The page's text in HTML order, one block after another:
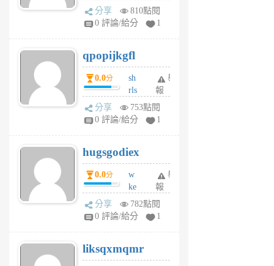
w
rs
6
個
月
前
分享
810點閱
0 評論/給分
1
qpopijkgfl
0.0分
sh
rls
k
m
6
個
月
前
舉
報
分享
753點閱
0 評論/給分
1
hugsgodiex
0.0分
w
ke
rv
pj
6
個
舉
報
分享
782點閱
0 評論/給分
1
liksqxmqmr